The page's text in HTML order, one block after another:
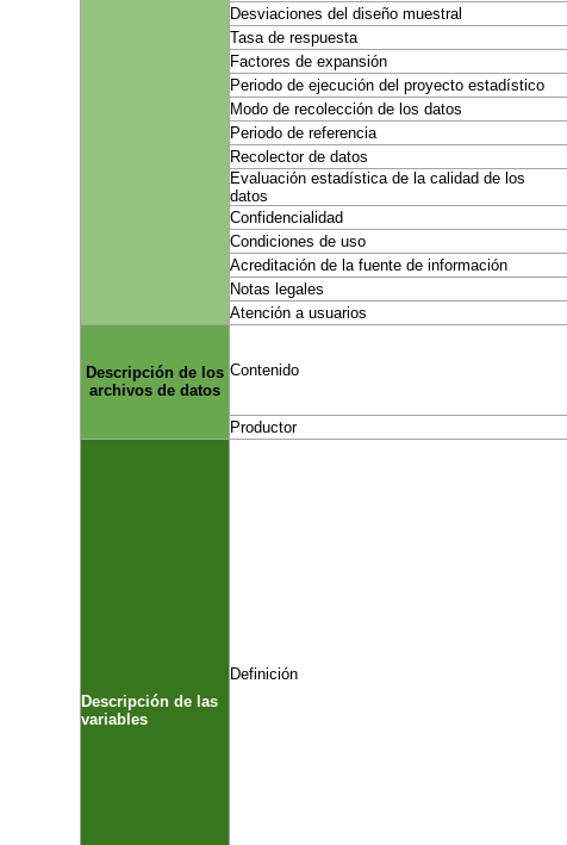
Desviaciones del diseño muestral
Tasa de respuesta
Factores de expansión
Periodo de ejecución del proyecto estadístico
Modo de recolección de los datos
Periodo de referencia
Recolector de datos
Evaluación estadística de la calidad de los
datos
Confidencialidad
Condiciones de uso
Acreditación de la fuente de información
Notas legales
Atención a usuarios
Descripción de los
archivos de datos
Contenido
Productor
Descripción de las
variables
Definición